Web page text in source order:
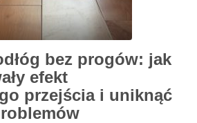
bez progów: jak
efekt
przejścia i uniknąć